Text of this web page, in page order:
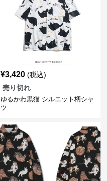
¥3,420 (税込)
売り切れ
ゆるかわ黒猫 シルエット柄シャ
ツ